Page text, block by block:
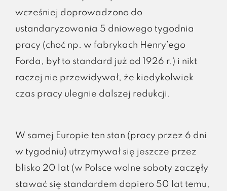
wcześniej doprowadzono do
ustandaryzowania 5 dniowego tygodnia
pracy (choć np. w fabrykach Henry’ego
Forda, był to standard już od 1926 r.) i nikt
raczej nie przewidywał, że kiedykolwiek
czas pracy ulegnie dalszej redukcji.
W samej Europie ten stan (pracy przez 6 dni
w tygodniu) utrzymywał się jeszcze przez
blisko 20 lat (w Polsce wolne soboty zaczęły
stawać się standardem dopiero 50 lat temu,